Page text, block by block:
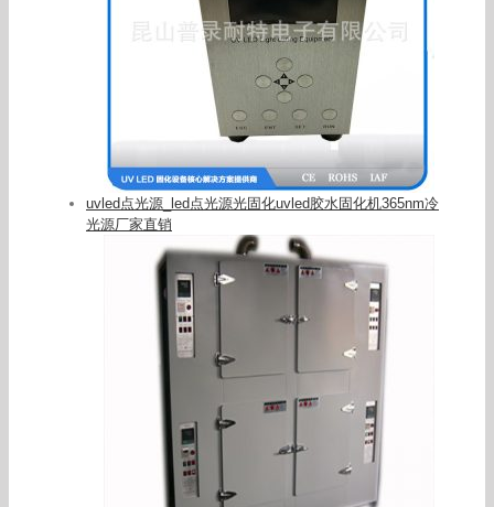
uvled点光源_led点光源光固化uvled胶水固化机365nm冷
光源厂家直销